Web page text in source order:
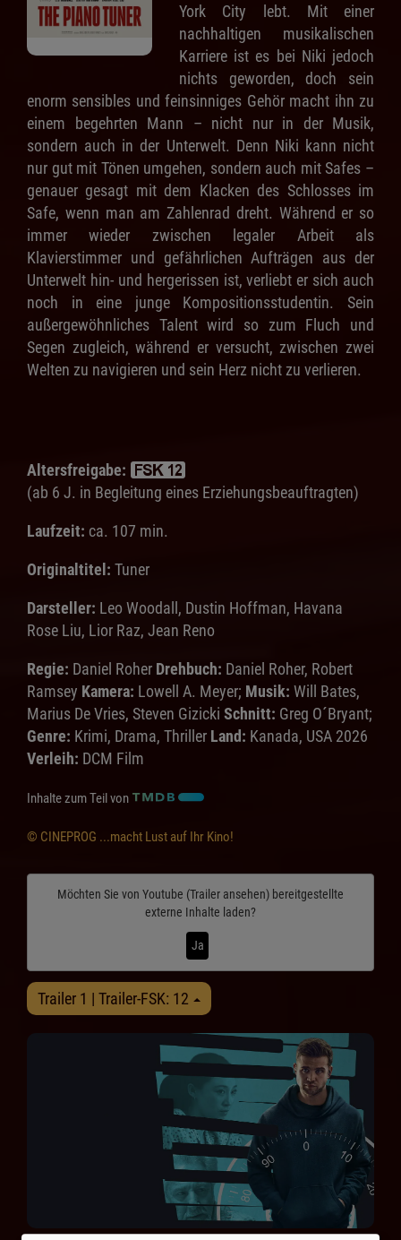
York City lebt. Mit einer
nachhaltigen musikalischen
Karriere ist es bei Niki jedoch
nichts geworden, doch sein
enorm sensibles und feinsinniges Gehör macht ihn zu
einem begehrten Mann – nicht nur in der Musik,
sondern auch in der Unterwelt. Denn Niki kann nicht
nur gut mit Tönen umgehen, sondern auch mit Safes –
genauer gesagt mit dem Klacken des Schlosses im
Safe, wenn man am Zahlenrad dreht. Während er so
immer wieder zwischen legaler Arbeit als
Klavierstimmer und gefährlichen Aufträgen aus der
Unterwelt hin- und hergerissen ist, verliebt er sich auch
noch in eine junge Kompositionsstudentin. Sein
außergewöhnliches Talent wird so zum Fluch und
Segen zugleich, während er versucht, zwischen zwei
Welten zu navigieren und sein Herz nicht zu verlieren.
Altersfreigabe:
(ab 6 J. in Begleitung eines Erziehungsbeauftragten)
Laufzeit: ca. 107 min.
Originaltitel: Tuner
Darsteller: Leo Woodall, Dustin Hoffman, Havana
Rose Liu, Lior Raz, Jean Reno
Regie: Daniel Roher Drehbuch: Daniel Roher, Robert
Ramsey Kamera: Lowell A. Meyer; Musik: Will Bates,
Marius De Vries, Steven Gizicki Schnitt: Greg O´Bryant;
Genre: Krimi, Drama, Thriller Land: Kanada, USA 2026
Verleih: DCM Film
Inhalte zum Teil von
© CINEPROG ...macht Lust auf Ihr Kino!
Möchten Sie von Youtube (Trailer ansehen) bereitgestellte
externe Inhalte laden?
Ja
Trailer 1 | Trailer-FSK: 12